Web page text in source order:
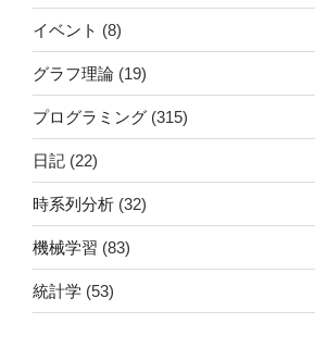
イベント (8)
グラフ理論 (19)
プログラミング (315)
日記 (22)
時系列分析 (32)
機械学習 (83)
統計学 (53)